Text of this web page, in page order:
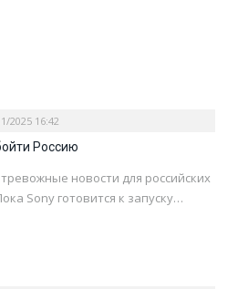
2025 16:42
Россию
новости для российских
Sony готовится к запуску…